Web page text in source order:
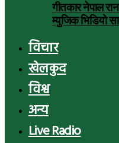
गीतकार नेपाल
म्युजिक भिडियो
विचार
खेलकुद
विश्व
अन्य
Live Radio